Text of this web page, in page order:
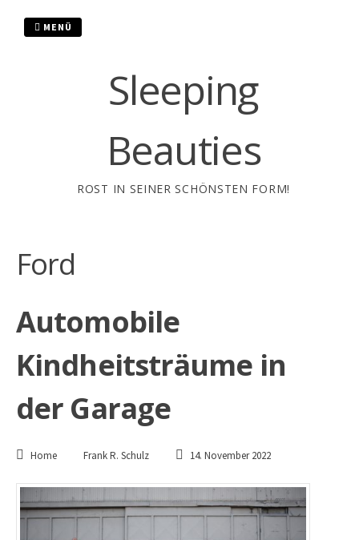
Sleeping
Beauties
ROST IN SEINER SCHÖNSTEN FORM!
MENÜ
Ford
Automobile
Kindheitsträume in
der Garage
Home Frank R. Schulz 14. November 2022